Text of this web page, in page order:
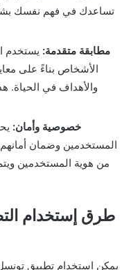
تساعدك في فهم نفسك
مطابقة متقدمة: يستخدم
الأشخاص بناءً على
والأهداف في الحياة.
خصوصية وأمان:
المستخدمين وضمان
من هوية المستخدمين
طرق إستخدام
يمكن استخدام تطبيق